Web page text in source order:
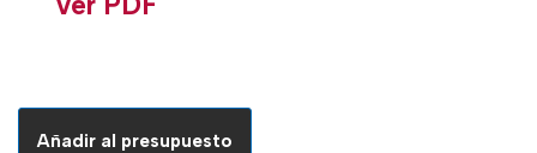
Añadir al presupuesto